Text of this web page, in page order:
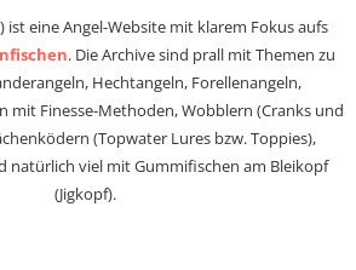
ist eine Angel-Website mit klarem Fokus aufs
. Die Archive sind prall mit Themen zu
Hechtangeln, Forellenangeln,
mit Finesse-Methoden, Wobblern (Cranks und
(Topwater Lures bzw. Toppies),
natürlich viel mit Gummifischen am Bleikopf
(Jigkopf).